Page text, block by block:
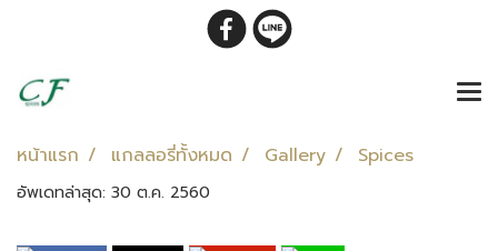
หน้าแรก แกลลอรี่ทั้งหมด Gallery Spices
อัพเดทล่าสุด: 30 ต.ค. 2560